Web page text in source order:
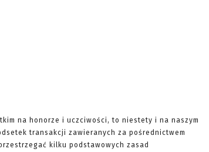
na honorze i uczciwości, to niestety i na naszym
transakcji zawieranych za pośrednictwem
kilku podstawowych zasad